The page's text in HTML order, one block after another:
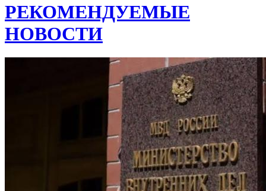
РЕКОМЕНДУЕМЫЕ
НОВОСТИ